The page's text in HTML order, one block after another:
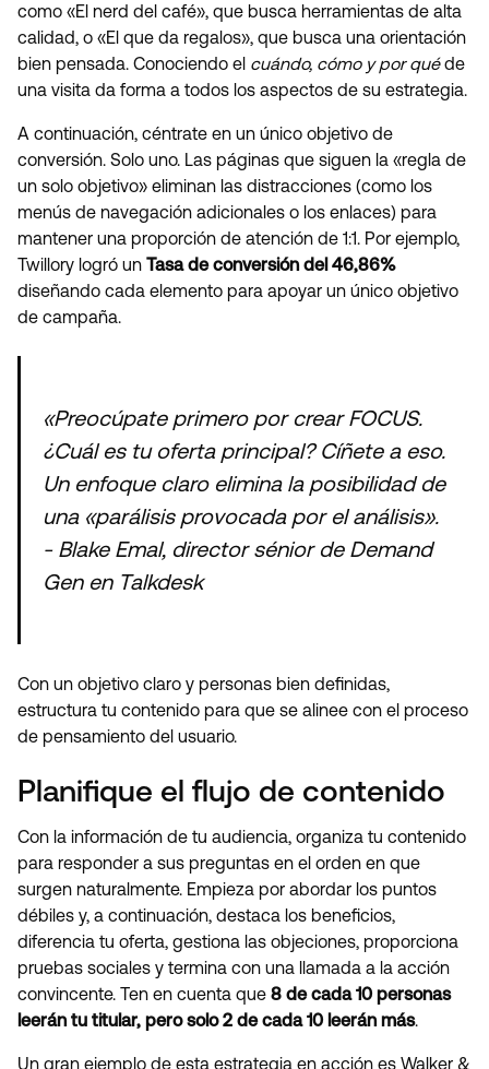
como «El nerd del café», que busca herramientas de alta
calidad, o «El que da regalos», que busca una orientación
bien pensada. Conociendo el cuándo, cómo y por quéde
una visita da forma a todos los aspectos de su estrategia.
A continuación, céntrate en un único objetivo de
conversión. Solo uno. Las páginas que siguen la «regla de
un solo objetivo» eliminan las distracciones (como los
menús de navegación adicionales o los enlaces) para
mantener una proporción de atención de 1:1. Por ejemplo,
Twillory logró un Tasa de conversión del 46,86%
diseñando cada elemento para apoyar un único objetivo
de campaña.
«Preocúpate primero por crear FOCUS.
¿Cuál es tu oferta principal? Cíñete a eso.
Un enfoque claro elimina la posibilidad de
una «parálisis provocada por el análisis».
- Blake Emal, director sénior de Demand
Gen en Talkdesk
Con un objetivo claro y personas bien definidas,
estructura tu contenido para que se alinee con el proceso
de pensamiento del usuario.
Planifique el flujo de contenido
Con la información de tu audiencia, organiza tu contenido
para responder a sus preguntas en el orden en que
surgen naturalmente. Empieza por abordar los puntos
débiles y, a continuación, destaca los beneficios,
diferencia tu oferta, gestiona las objeciones, proporciona
pruebas sociales y termina con una llamada a la acción
convincente. Ten en cuenta que 8 de cada 10 personas
leerán tu titular, pero solo 2 de cada 10 leerán más.
Un gran ejemplo de esta estrategia en acción es Walker &